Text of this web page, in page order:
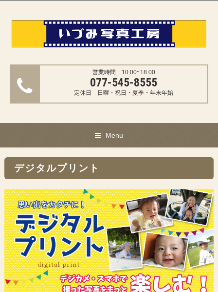
営業時間 10:00~18:00
077-545-8555
定休日 日曜・祝日・夏季・年末年始
Menu
デジタルプリント